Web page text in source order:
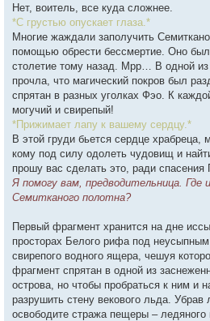
Нет, воитель, все куда сложнее.
*С грустью опускает глаза.*
Многие жаждали заполучить
помощью обрести бессмертие. Оно
столетие тому назад. Мрр… В одной из
прочла, что магический покров был
спрятан в разных уголках Фэо. К
могучий и свирепый!
*Прижимает лапу к вашему сердцу.*
В этой груди бьется сердце
кому под силу одолеть чудовищ и
прошу вас сделать это, ради
Я помогу вам, предводительница.
Семитканого полотна?
Первый фрагмент хранится на дне
просторах Белого рифа под
свирепого водного ящера, чешуя
фрагмент спрятан в одной из
острова, но чтобы пробраться к ним и
разрушить стену векового льда.
освободите стража пещеры –